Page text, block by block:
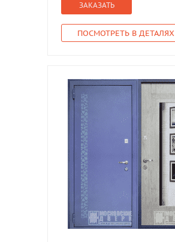
ЗАКАЗАТЬ
ПОСМОТРЕТЬ В ДЕТАЛЯХ